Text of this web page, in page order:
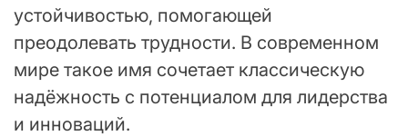
устойчивостью, помогающей
преодолевать трудности. В современном
мире такое имя сочетает классическую
надёжность с потенциалом для лидерства
и инноваций.